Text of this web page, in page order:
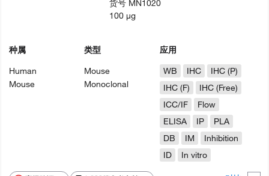
种属
Human
Mouse
类型
Mouse
Monoclonal
应用
WB
IHC
IHC (P)
IHC (F)
IHC (Free)
ICC/IF
Flow
ELISA
IP
PLA
DB
IM
Inhibition
ID
In vitro
货号 MN1020
100 µg